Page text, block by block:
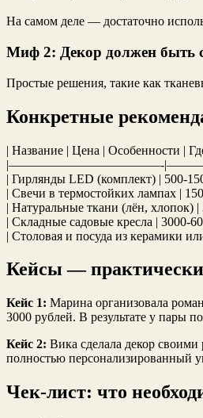
На самом деле — достаточно
Миф 2: Декор должен быть
Простые решения, такие как
Конкретные
| Название | Цена | Особенности |
|————————————-
| Гирлянды LED (комплект) | 500-
| Свечи в термостойких лампах |
| Натуральные ткани (лён, хлопок)
| Складные садовые кресла | 3000-
| Столовая и посуда из керамики
Кейсы —
Кейс 1: Марина организовала
3000 рублей. В результате у пары
Кейс 2: Вика сделала декор
полностью персонализированный
Чек-лист: что